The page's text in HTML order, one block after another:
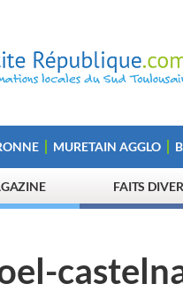
MURETAIN AGGLO
FAITS